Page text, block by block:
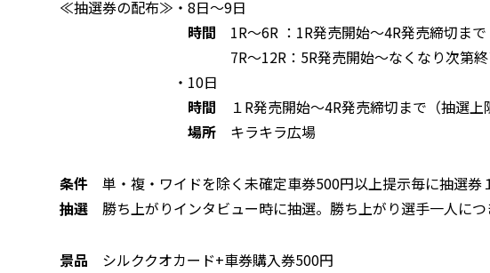
≪抽選券の配布≫・8日～9日
時間 1R〜6R ：1R発売開始～4R発売締切まで
7R〜12R：5R発売開始〜なくなり次第終了 (抽
・10日
時間
１R発売開始～4R発売締切まで（抽選上
場所 キラキラ広場
条件 単・複・ワイドを除く未確定車券500円以上提示毎に抽選券
抽選 勝ち上がりインタビュー時に抽選。勝ち上がり選手一人につ
景品 シルククオカード+車券購入券500円